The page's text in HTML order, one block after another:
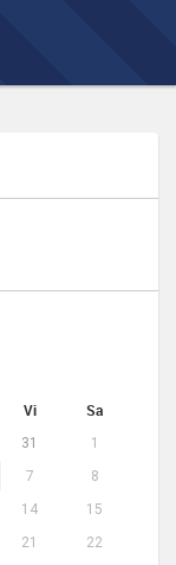
Vi Sa
31
1
7
8
14
15
21
22